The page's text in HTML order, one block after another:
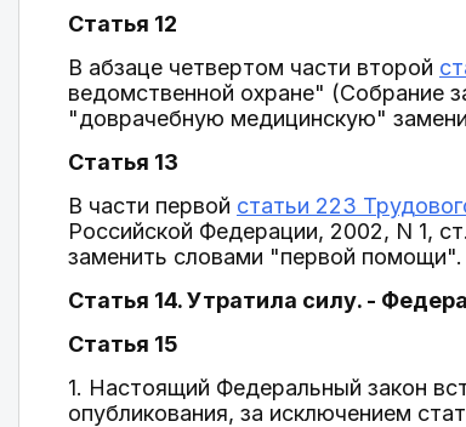
Статья 12
В абзаце четвертом части второй
ведомственной охране" (Собрание
"доврачебную медицинскую"
Статья 13
В части первой статьи 223
Российской Федерации, 2002, N 1,
заменить словами "первой помощи".
Статья 14. Утратила силу. -
Статья 15
1. Настоящий Федеральный закон
опубликования, за исключением